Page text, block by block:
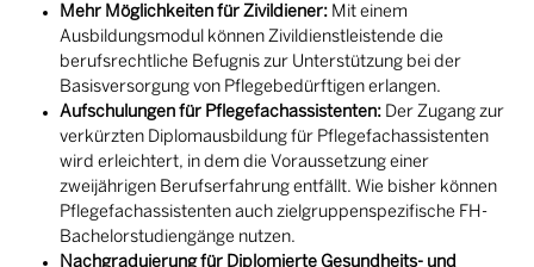
Mehr Möglichkeiten für Zivildiener: Mit einem
Ausbildungsmodul können Zivildienstleistende die
berufsrechtliche Befugnis zur Unterstützung bei der
Basisversorgung von Pflegebedürftigen erlangen.
Aufschulungen für Pflegefachassistenten: Der Zugang zur
verkürzten Diplomausbildung für Pflegefachassistenten
wird erleichtert, in dem die Voraussetzung einer
zweijährigen Berufserfahrung entfällt. Wie bisher können
Pflegefachassistenten auch zielgruppenspezifische FH-
Bachelorstudiengänge nutzen.
Nachgraduierung für Diplomierte Gesundheits- und